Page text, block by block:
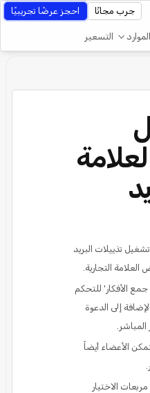
الموارد التسعير
جرب مجانًا احجز عرضًا تجريبيًا
تذييلات البريد
العلامة التجارية.
الأفكار' للتحكم
إلى الدعوة
الأعضاء أيضاً
الاختيار